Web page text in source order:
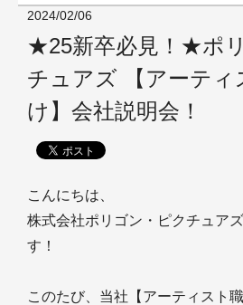
2024/02/06
★25新卒必見！★ポ
チュアズ 【アーティ
け】会社説明会！
こんにちは、
株式会社ポリゴン・ピクチュア
す！
このたび、当社【アーティスト